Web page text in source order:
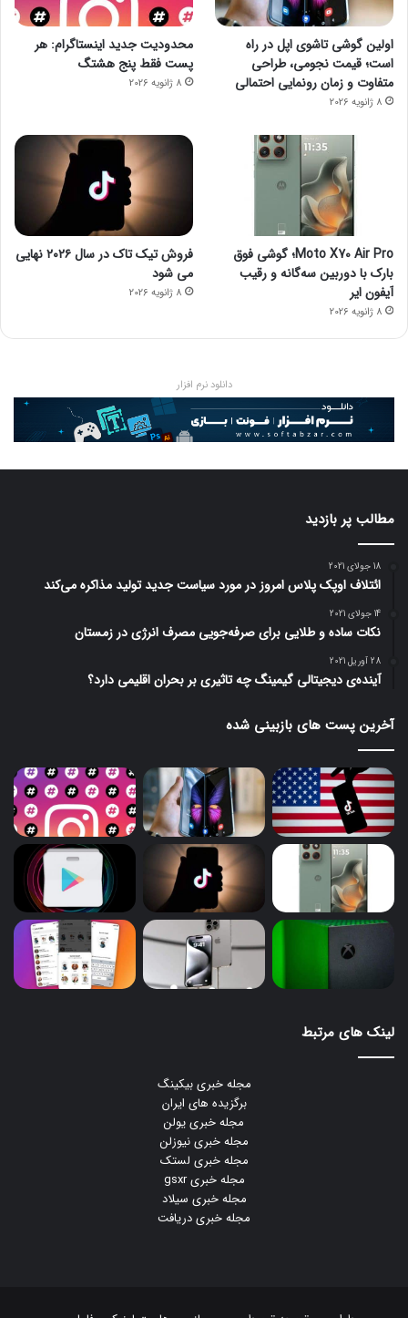
اولین گوشی تاشوی اپل در راه
است؛ قیمت نجومی، طراحی
متفاوت و زمان رونمایی احتمالی
8 ژانویه 2026
محدودیت جدید اینستاگرام: هر
پست فقط پنج هشتگ
8 ژانویه 2026
Moto X70 Air Pro؛ گوشی فوق
بارک با دوربین سه‌گانه و رقیب
آیفون ایر
8 ژانویه 2026
فروش تیک تاک در سال ۲۰۲۶ نهایی
می شود
8 ژانویه 2026
دانلود نرم افزار
مطالب پر بازدید
18 جولای 2021
ائتلاف اوپک پلاس امروز در مورد سیاست جدید تولید مذاکره می‌کند
14 جولای 2021
نکات ساده و طلایی برای صرفه‌جویی مصرف انرژی در زمستان
28 آوریل 2021
آینده‌ی دیجیتالی گیمینگ چه تاثیری بر بحران اقلیمی دارد؟
آخرین پست های بازبینی شده
لینک های مرتبط
مجله خبری بیکینگ
برگزیده های ایران
مجله خبری یولن
مجله خبری نیوزلن
مجله خبری لستک
مجله خبری gsxr
مجله خبری سیلاد
مجله خبری دریافت